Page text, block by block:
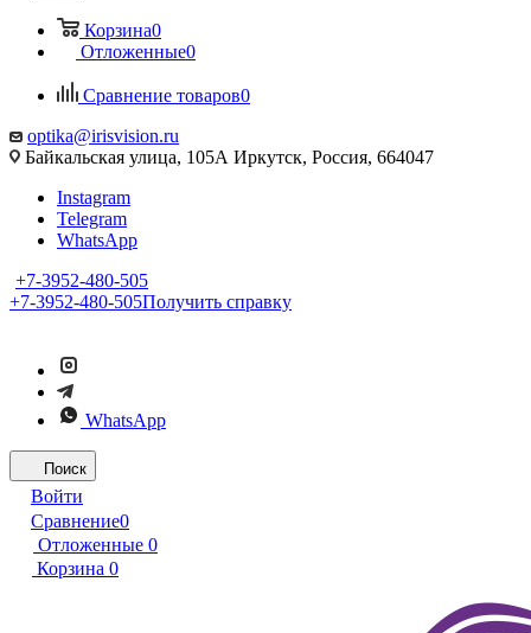
Корзина0
Отложенные0
Сравнение товаров0
optika@irisvision.ru
Байкальская улица, 105А Иркутск, Россия, 664047
Instagram
Telegram
WhatsApp
+7-3952-480-505
+7-3952-480-505Получить справку
WhatsApp
Поиск
Войти
Сравнение0
Отложенные 0
Корзина 0